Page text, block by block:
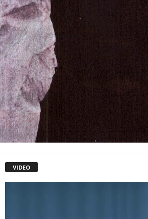
VIDEO